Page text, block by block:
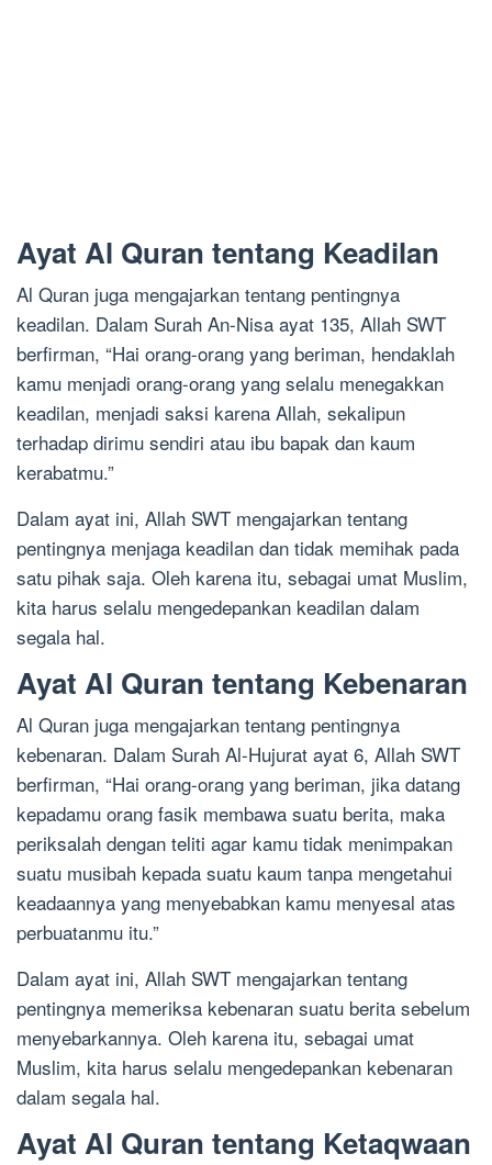
Ayat Al Quran tentang Keadilan
Al Quran juga mengajarkan tentang pentingnya
keadilan. Dalam Surah An-Nisa ayat 135, Allah SWT
berfirman, “Hai orang-orang yang beriman, hendaklah
kamu menjadi orang-orang yang selalu menegakkan
keadilan, menjadi saksi karena Allah, sekalipun
terhadap dirimu sendiri atau ibu bapak dan kaum
kerabatmu.”
Dalam ayat ini, Allah SWT mengajarkan tentang
pentingnya menjaga keadilan dan tidak memihak pada
satu pihak saja. Oleh karena itu, sebagai umat Muslim,
kita harus selalu mengedepankan keadilan dalam
segala hal.
Ayat Al Quran tentang Kebenaran
Al Quran juga mengajarkan tentang pentingnya
kebenaran. Dalam Surah Al-Hujurat ayat 6, Allah SWT
berfirman, “Hai orang-orang yang beriman, jika datang
kepadamu orang fasik membawa suatu berita, maka
periksalah dengan teliti agar kamu tidak menimpakan
suatu musibah kepada suatu kaum tanpa mengetahui
keadaannya yang menyebabkan kamu menyesal atas
perbuatanmu itu.”
Dalam ayat ini, Allah SWT mengajarkan tentang
pentingnya memeriksa kebenaran suatu berita sebelum
menyebarkannya. Oleh karena itu, sebagai umat
Muslim, kita harus selalu mengedepankan kebenaran
dalam segala hal.
Ayat Al Quran tentang Ketaqwaan